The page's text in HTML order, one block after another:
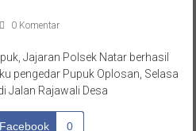
0 Komentar
Jajaran Polsek Natar berhasil
pengedar Pupuk Oplosan, Selasa
Jalan Rajawali Desa
Facebook 0